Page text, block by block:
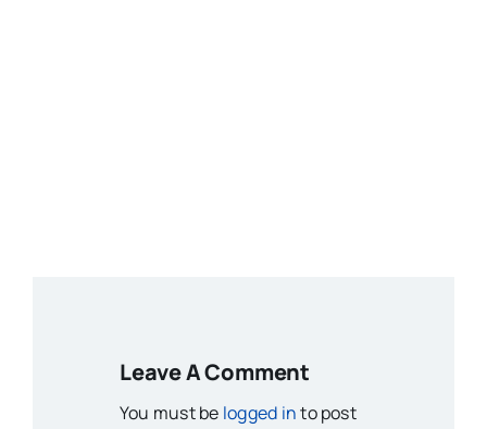
Leave A Comment
You must be logged into post